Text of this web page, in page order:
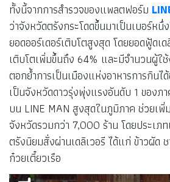
ทั้งนี้จากการสำรวจของแพลตฟอร์ม
ว่าจังหวัดตรังกระโดดขึ้นมาเป็นเบอร์ห
ยอดออร์เดอร์เติบโตสูงสุด โดยยอดฟู้ดเ
เติบโตเพิ่มขึ้นถึง 64% และมีจำนวนผู้ใ
ตอกย้ำการเป็นเมืองแห่งอาหารการกินไ
เป็นจังหวัดดาวรุ่งพุ่งแรงอันดับ 1 ของภ
บน LINE MAN สูงสุดในภูมิภาค ช่วยเพิ่
จังหวัดรวมกว่า 7,000 ร้าน โดยประเภ
ตรังนิยมสั่งผ่านเดลิเวอรี ได้แก่ ข้าวผัด
ก๋วยเตี๋ยวเรือ